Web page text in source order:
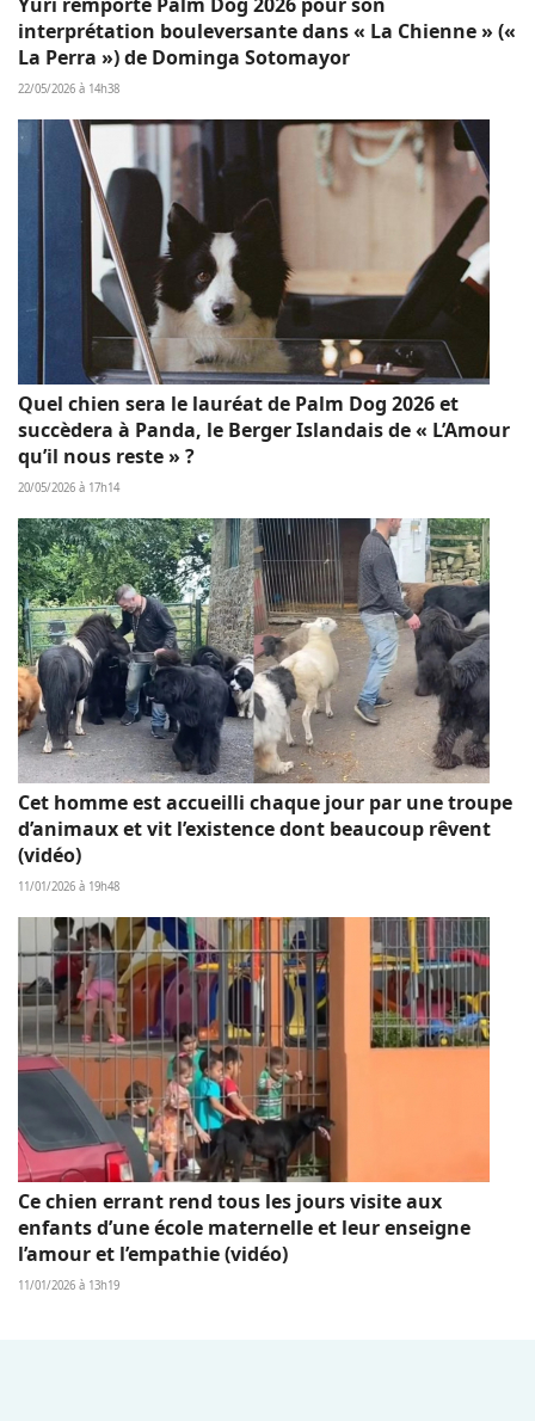
interprétation bouleversante dans « La Chienne » («
La Perra ») de Dominga Sotomayor
22/05/2026 à 14h38
Quel chien sera le lauréat de Palm Dog 2026 et
succèdera à Panda, le Berger Islandais de « L’Amour
qu’il nous reste » ?
20/05/2026 à 17h14
Cet homme est accueilli chaque jour par une troupe
d’animaux et vit l’existence dont beaucoup rêvent
(vidéo)
11/01/2026 à 19h48
Ce chien errant rend tous les jours visite aux
enfants d’une école maternelle et leur enseigne
l’amour et l’empathie (vidéo)
11/01/2026 à 13h19